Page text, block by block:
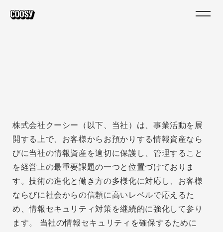
株式会社クーシー（以下、当社）は、事業活動を展
開する上で、お客様からお預かりする情報資産なら
びに当社の情報資産を適切に保護し、管理すること
を経営上の最重要課題の一つと位置づけておりま
す。技術の進化と働き方の多様化に対応し、お客様
ならびに社会からの信頼に高いレベルで応えるた
め、情報セキュリティ対策を継続的に強化して参り
ます。 当社の情報セキュリティを確保するために